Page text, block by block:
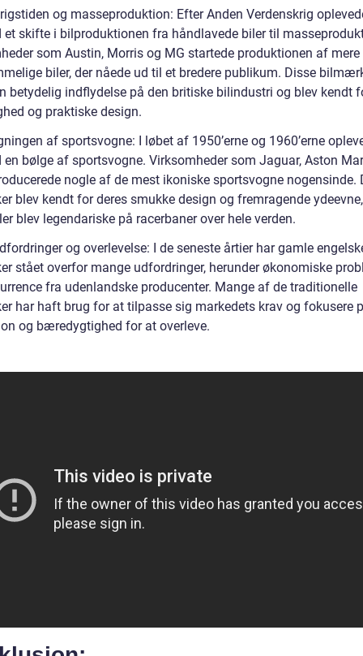
og masseproduktion: Efter Anden Verdenskrig
et skifte i bilproduktionen fra håndlavede biler til
som Austin, Morris og MG startede produktionen af mere
biler, der nåede ud til et bredere publikum. Disse
betydelig indflydelse på den britiske bilindustri og blev kendt
og praktiske design.
af sportsvogne: I løbet af 1950’erne og 1960’erne
en bølge af sportsvogne. Virksomheder som Jaguar, Aston
nogle af de mest ikoniske sportsvogne nogensinde.
blev kendt for deres smukke design og fremragende
blev legendariske på racerbaner over hele verden.
og overlevelse: I de seneste årtier har gamle
stået overfor mange udfordringer, herunder økonomiske
fra udenlandske producenter. Mange af de traditionelle
har haft brug for at tilpasse sig markedets krav og fokusere
og bæredygtighed for at overleve.